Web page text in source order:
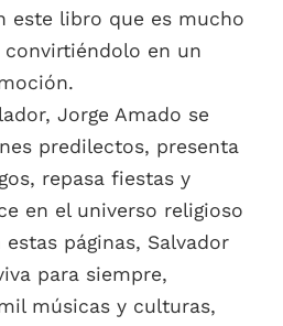
este libro que es mucho
convirtiéndolo en un
Jorge Amado se
predilectos, presenta
repasa fiestas y
en el universo religioso
páginas, Salvador
para siempre,
músicas y culturas,